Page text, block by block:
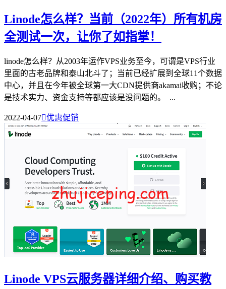
Linode怎么样？当前（2022年）所有机房
全测试一次，让你了如指掌！
linode怎么样？从2003年运作VPS业务至今，可谓是VPS行业
里面的古老品牌和泰山北斗了；当前已经扩展到全球11个数据
中心，并且在今年被全球第一大CDN提供商akamai收购；不论
是技术实力、资金支持等都应该是没问题的。 ...
2022-04-07优惠促销
Linode VPS云服务器详细介绍、购买教